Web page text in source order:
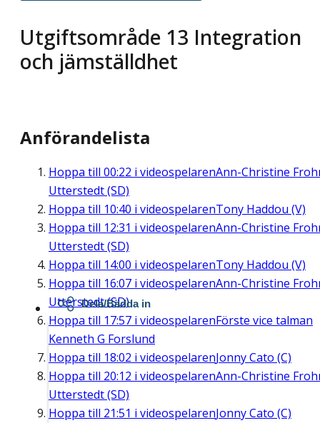
Utgiftsområde 13 Integration
och jämställdhet
Anförandelista
Hoppa till 00:22 i videospelarenAnn-Christine
Utterstedt (SD)
Hoppa till 10:40 i videospelarenTony Haddou (V)
Hoppa till 12:31 i videospelarenAnn-Christine
Utterstedt (SD)
Hoppa till 14:00 i videospelarenTony Haddou (V)
Hoppa till 16:07 i videospelarenAnn-Christine
Utterstedt (SD)
Hoppa till 17:57 i videospelarenFörste vice talman
Kenneth G Forslund
Hoppa till 18:02 i videospelarenJonny Cato (C)
Hoppa till 20:12 i videospelarenAnn-Christine
Utterstedt (SD)
Hoppa till 21:51 i videospelarenJonny Cato (C)
Dela/Bädda in